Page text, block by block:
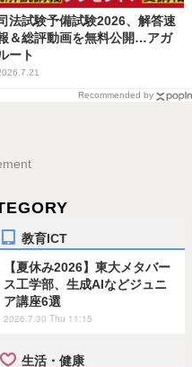
法試験予備試験2026、解答速
＆総評動画を無料公開…アガ
ート
Recommended by
教育ICT
【夏休み2026】東大メタバー
ス工学部、生成AIなどジュニ
ア講座6選
2026.7.30 Thu 11:15
生活・健康